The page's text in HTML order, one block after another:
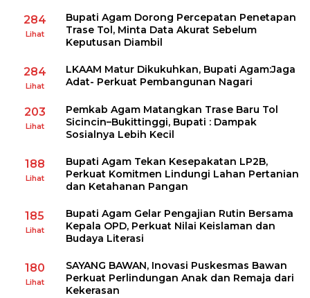
284
Lihat
Bupati Agam Dorong Percepatan Penetapan
Trase Tol, Minta Data Akurat Sebelum
Keputusan Diambil
284
Lihat
LKAAM Matur Dikukuhkan, Bupati Agam:Jaga
Adat- Perkuat Pembangunan Nagari
203
Lihat
Pemkab Agam Matangkan Trase Baru Tol
Sicincin–Bukittinggi, Bupati : Dampak
Sosialnya Lebih Kecil
188
Lihat
Bupati Agam Tekan Kesepakatan LP2B,
Perkuat Komitmen Lindungi Lahan Pertanian
dan Ketahanan Pangan
185
Lihat
Bupati Agam Gelar Pengajian Rutin Bersama
Kepala OPD, Perkuat Nilai Keislaman dan
Budaya Literasi
180
Lihat
SAYANG BAWAN, Inovasi Puskesmas Bawan
Perkuat Perlindungan Anak dan Remaja dari
Kekerasan